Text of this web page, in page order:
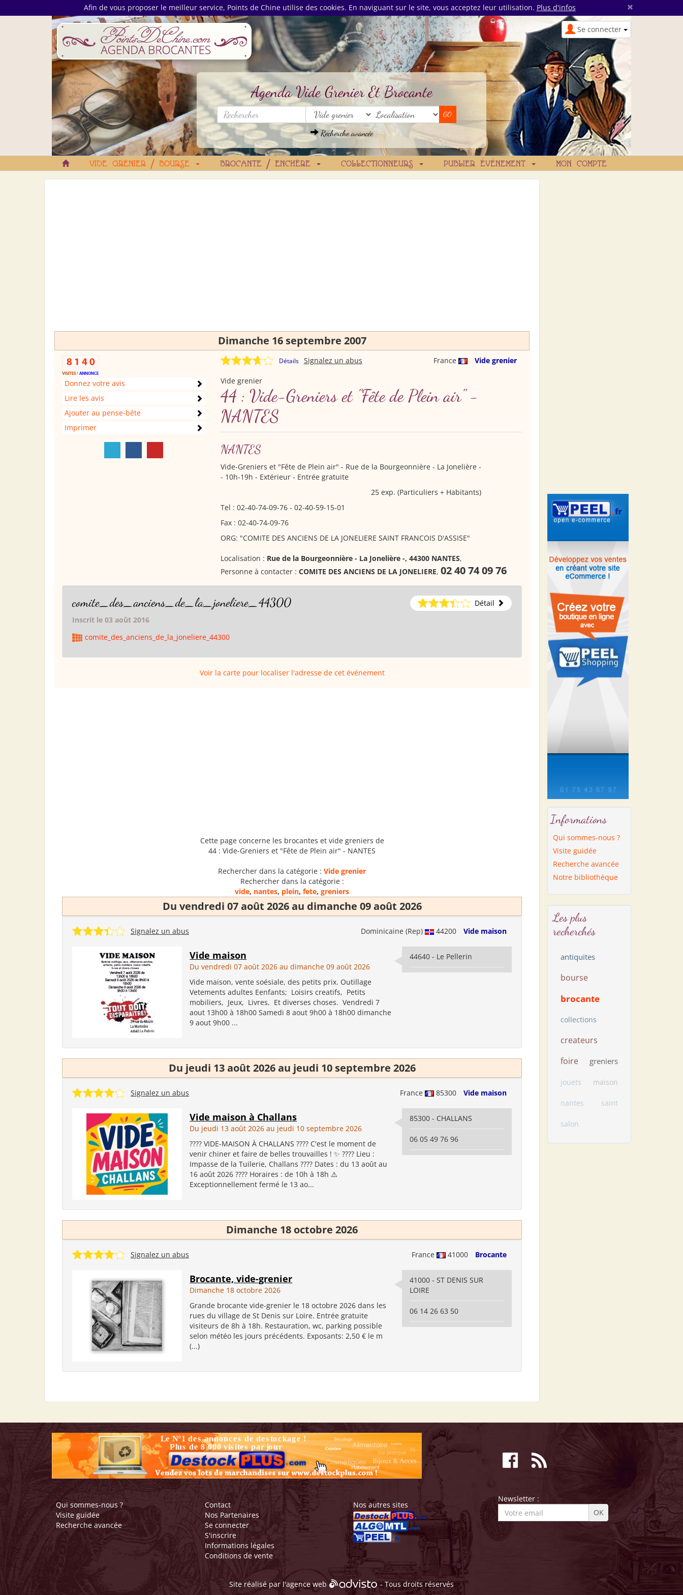
Afin de vous proposer le meilleur service, Points de Chine utilise des cookies. En naviguant sur le site, vous acceptez leur utilisation. Plus d'infos ×
Se connecter
Agenda Vide Grenier Et Brocante
Recherche avancée
VIDE GRENIER / BOURSE BROCANTE / ENCHÈRE COLLECTIONNEURS PUBLIER ÉVÉNEMENT MON COMPTE
Dimanche 16 septembre 2007
Donnez votre avis
Lire les avis
Ajouter au pense-bête
Imprimer
Détails France Vide grenier
Signalez un abus
Vide grenier
44 : Vide-Greniers et "Fête de Plein air" -
NANTES
NANTES
Vide-Greniers et "Fête de Plein air" - Rue de la Bourgeonnière - La Jonelière -
- 10h-19h - Extérieur - Entrée gratuite
25 exp. (Particuliers + Habitants)
Tel : 02-40-74-09-76 - 02-40-59-15-01
Fax : 02-40-74-09-76
ORG: "COMITE DES ANCIENS DE LA JONELIERE SAINT FRANCOIS D'ASSISE"
Localisation : Rue de la Bourgeonnière - La Jonelière -, 44300 NANTES,
Personne à contacter : COMITE DES ANCIENS DE LA JONELIERE, 02 40 74 09 76
comite_des_anciens_de_la_joneliere_44300
Détail
Inscrit le 03 août 2016
comite_des_anciens_de_la_joneliere_44300
Voir la carte pour localiser l'adresse de cet événement
Cette page concerne les brocantes et vide greniers de
44 : Vide-Greniers et "Fête de Plein air" - NANTES
Rechercher dans la catégorie : Vide grenier
Rechercher dans la catégorie :
vide, nantes, plein, fete, greniers
Du vendredi 07 août 2026 au dimanche 09 août 2026
Dominicaine (Rep) 44200 Vide maison
Signalez un abus
Vide maison
Du vendredi 07 août 2026 au dimanche 09 août 2026
Vide maison, vente soésiale, des petits prix. Outillage
Vetements adultes Eenfants; Loisirs creatifs, Petits
mobiliers, Jeux, Livres, Et diverses choses. Vendredi 7
aout 13h00 à 18h00 Samedi 8 aout 9h00 à 18h00 dimanche
9 aout 9h00 ...
44640 - Le Pellerin
Du jeudi 13 août 2026 au jeudi 10 septembre 2026
France 85300 Vide maison
Signalez un abus
Vide maison à Challans
Du jeudi 13 août 2026 au jeudi 10 septembre 2026
???? VIDE-MAISON À CHALLANS ???? C'est le moment de
venir chiner et faire de belles trouvailles ! ✨ ???? Lieu :
Impasse de la Tuilerie, Challans ???? Dates : du 13 août au
16 août 2026 ???? Horaires : de 10h à 18h ⚠️
Exceptionnellement fermé le 13 ao...
85300 - CHALLANS
06 05 49 76 96
Dimanche 18 octobre 2026
France 41000 Brocante
Signalez un abus
Brocante, vide-grenier
Dimanche 18 octobre 2026
Grande brocante vide-grenier le 18 octobre 2026 dans les
rues du village de St Denis sur Loire. Entrée gratuite
visiteurs de 8h à 18h. Restauration, wc, parking possible
selon météo les jours précédents. Exposants: 2,50 € le m
(...)
41000 - ST DENIS SUR
LOIRE
06 14 26 63 50
Informations
Qui sommes-nous ?
Visite guidée
Recherche avancée
Notre bibliothèque
Les plus
recherchés
antiquites
bourse
brocante
collections
createurs
foire
greniers
jouets maison
nantes saint
salon
Qui sommes-nous ?
Visite guidée
Recherche avancée
Contact
Nos Partenaires
Se connecter
S'inscrire
Informations légales
Conditions de vente
Nos autres sites
Newsletter :
Site réalisé par l'agence web - Tous droits réservés